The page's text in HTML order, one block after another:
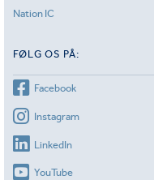
Nation IC
FØLG OS PÅ:
Facebook
Instagram
LinkedIn
YouTube